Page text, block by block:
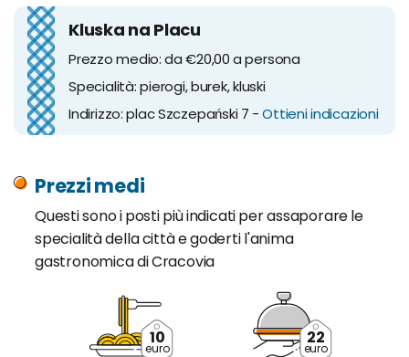
Kluska na Placu
Prezzo medio: da €20,00 a persona
Specialità: pierogi, burek, kluski
Indirizzo: plac Szczepański 7 -Ottieni indicazioni
Prezzi medi
Questi sono i posti più indicati per assaporare le
specialità della città e goderti l'anima
gastronomica di Cracovia
10
euro
22
euro